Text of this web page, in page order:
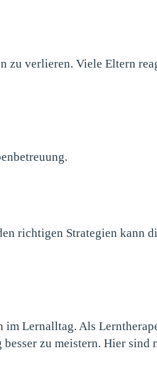
verlieren. Viele Eltern
richtigen Strategien kann
Lernalltag. Als
zu meistern. Hier sind